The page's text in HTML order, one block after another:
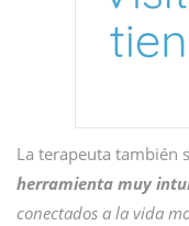
La terapeuta también
herramienta muy
conectados a la vida